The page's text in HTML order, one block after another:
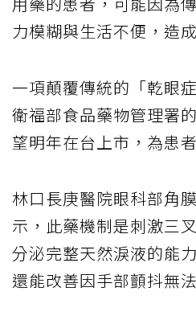
力模糊與生活不便，造
一項顛覆傳統的「乾眼
衛福部食品藥物管理署
望明年在台上市，為患
林口長庚醫院眼科部角
示，此藥機制是刺激三
分泌完整天然淚液的能
還能改善因手部顫抖無